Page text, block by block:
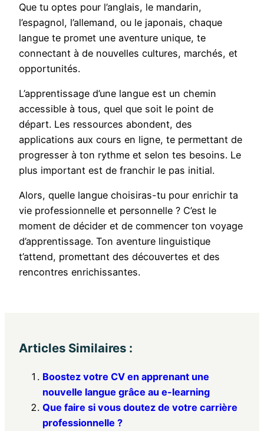
Que tu optes pour l’anglais, le mandarin,
l’espagnol, l’allemand, ou le japonais, chaque
langue te promet une aventure unique, te
connectant à de nouvelles cultures, marchés, et
opportunités.
L’apprentissage d’une langue est un chemin
accessible à tous, quel que soit le point de
départ. Les ressources abondent, des
applications aux cours en ligne, te permettant de
progresser à ton rythme et selon tes besoins. Le
plus important est de franchir le pas initial.
Alors, quelle langue choisiras-tu pour enrichir ta
vie professionnelle et personnelle ? C’est le
moment de décider et de commencer ton voyage
d’apprentissage. Ton aventure linguistique
t’attend, promettant des découvertes et des
rencontres enrichissantes.
Articles Similaires :
Boostez votre CV en apprenant une
nouvelle langue grâce au e-learning
Que faire si vous doutez de votre carrière
professionnelle ?